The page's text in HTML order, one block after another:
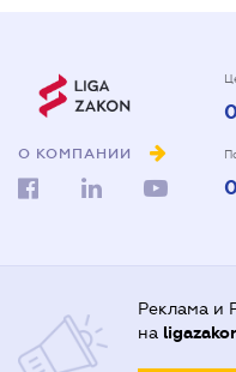
О КОМПАНИИ
Реклама и
на